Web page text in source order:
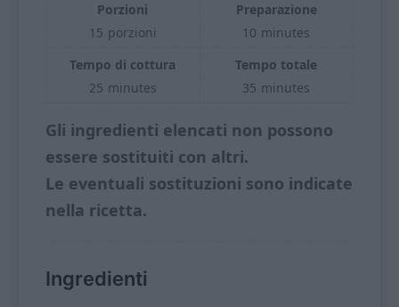
Porzioni
15 porzioni
Preparazione
10 minutes
Tempo di cottura
25 minutes
Tempo totale
35 minutes
Gli ingredienti elencati non possono
essere sostituiti con altri.
Le eventuali sostituzioni sono indicate
nella ricetta.
Ingredienti